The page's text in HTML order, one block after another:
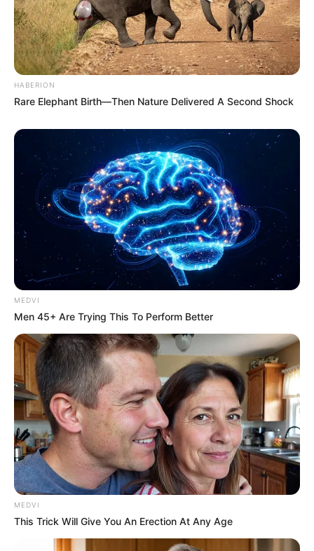
Tags Ahmedabad Ahmedabad News Gujarat
Gujarat News
આપઘાત
ડો. વૈશાલી જોશી આપઘાત બી. કે. ખાચર
અમારી યુટ્યુબ ચેનલ ને Subscribe કરો
HABERION
Rare Elephant Birth—Then Nature Delivered A Second Shock
MEDVI
Men 45+ Are Trying This To Perform Better
MEDVI
This Trick Will Give You An Erection At Any Age